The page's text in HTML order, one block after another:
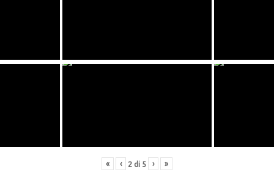
« ‹ 2 di 5 › »